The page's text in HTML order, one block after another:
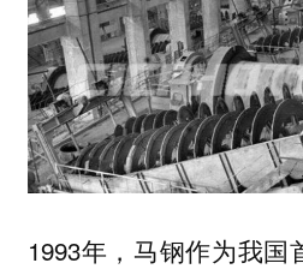
1993年，马钢作为我